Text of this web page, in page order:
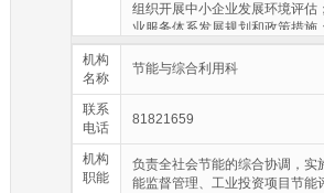
组织开展中小企业发展环境评估
业服务体系发展规划和政策措施
体系和融资服务体系建设，推动
技术推广、市场开拓、政策信息
导中小企业创新创业，推进小型
龙头骨干企业；指导各类服务机
务；承担减轻企业负担有关工作
领域行业协会工作。
机构
名称
节能与综合利用科
联系
电话
81821659
机构
职能
负责全社会节能的综合协调，实
能监督管理、工业投资项目节能